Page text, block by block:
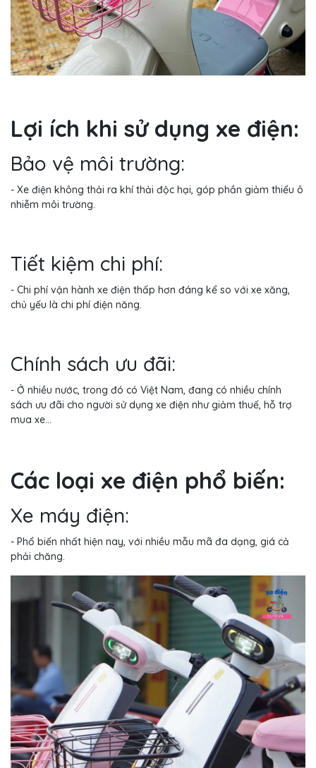
Lợi ích khi sử dụng xe điện:
Bảo vệ môi trường:
- Xe điện không thải ra khí thải độc hại, góp phần giảm thiểu ô
nhiễm môi trường.
Tiết kiệm chi phí:
- Chi phí vận hành xe điện thấp hơn đáng kể so với xe xăng,
chủ yếu là chi phí điện năng.
Chính sách ưu đãi:
- Ở nhiều nước, trong đó có Việt Nam, đang có nhiều chính
sách ưu đãi cho người sử dụng xe điện như giảm thuế, hỗ trợ
mua xe...
Các loại xe điện phổ biến:
Xe máy điện:
- Phổ biến nhất hiện nay, với nhiều mẫu mã đa dạng, giá cả
phải chăng.